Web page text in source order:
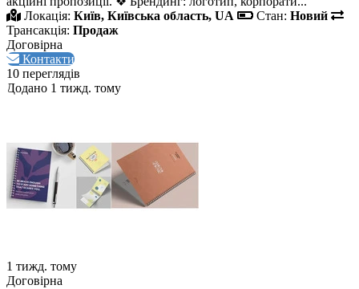
Локація: Київ, Київська область, UA Стан: Новий
Трансакція: Продаж
Договірна
Контакти
10 переглядів
Додано 1 тижд. тому
1 тижд. тому
Договірна